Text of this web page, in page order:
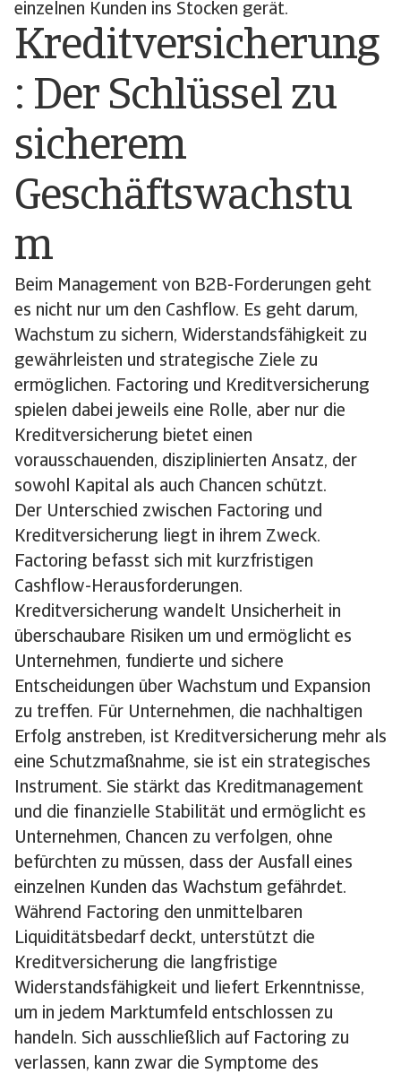
einzelnen Kunden ins Stocken gerät.
Kreditversicherung
: Der Schlüssel zu
sicherem
Geschäftswachstu
m
Beim Management von B2B-Forderungen geht
es nicht nur um den Cashflow. Es geht darum,
Wachstum zu sichern, Widerstandsfähigkeit zu
gewährleisten und strategische Ziele zu
ermöglichen. Factoring und Kreditversicherung
spielen dabei jeweils eine Rolle, aber nur die
Kreditversicherung bietet einen
vorausschauenden, disziplinierten Ansatz, der
sowohl Kapital als auch Chancen schützt.
Der Unterschied zwischen Factoring und
Kreditversicherung liegt in ihrem Zweck.
Factoring befasst sich mit kurzfristigen
Cashflow-Herausforderungen.
Kreditversicherung wandelt Unsicherheit in
überschaubare Risiken um und ermöglicht es
Unternehmen, fundierte und sichere
Entscheidungen über Wachstum und Expansion
zu treffen. Für Unternehmen, die nachhaltigen
Erfolg anstreben, ist Kreditversicherung mehr als
eine Schutzmaßnahme, sie ist ein strategisches
Instrument. Sie stärkt das Kreditmanagement
und die finanzielle Stabilität und ermöglicht es
Unternehmen, Chancen zu verfolgen, ohne
befürchten zu müssen, dass der Ausfall eines
einzelnen Kunden das Wachstum gefährdet.
Während Factoring den unmittelbaren
Liquiditätsbedarf deckt, unterstützt die
Kreditversicherung die langfristige
Widerstandsfähigkeit und liefert Erkenntnisse,
um in jedem Marktumfeld entschlossen zu
handeln. Sich ausschließlich auf Factoring zu
verlassen, kann zwar die Symptome des